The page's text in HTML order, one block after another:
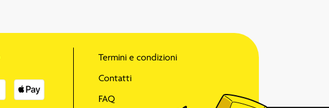
Termini e condizioni
Contatti
FAQ